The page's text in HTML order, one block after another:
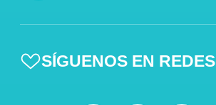
SÍGUENOS EN REDES